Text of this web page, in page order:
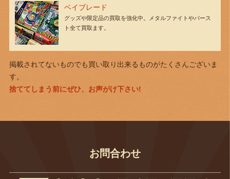
ベイブレード
グッズや限定品の買取を強化中。メタルファイトやバース
ト全て買取ます。
掲載されてないものでも買い取り出来るものがたくさんございま
す。
捨ててしまう前にぜひ、お声がけ下さい!
お問合わせ